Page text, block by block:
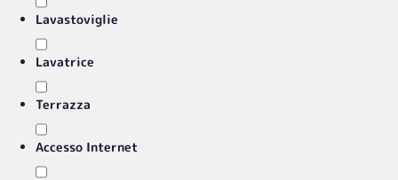
Lavastoviglie
Lavatrice
Terrazza
Accesso Internet